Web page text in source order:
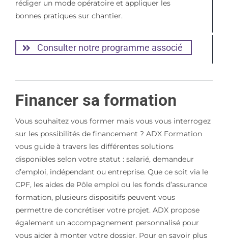
rédiger un mode opératoire et appliquer les
bonnes pratiques sur chantier.
Consulter notre programme associé
Financer sa formation
Vous souhaitez vous former mais vous vous interrogez
sur les possibilités de financement ? ADX Formation
vous guide à travers les différentes solutions
disponibles selon votre statut : salarié, demandeur
d’emploi, indépendant ou entreprise. Que ce soit via le
CPF, les aides de Pôle emploi ou les fonds d’assurance
formation, plusieurs dispositifs peuvent vous
permettre de concrétiser votre projet. ADX propose
également un accompagnement personnalisé pour
vous aider à monter votre dossier. Pour en savoir plus